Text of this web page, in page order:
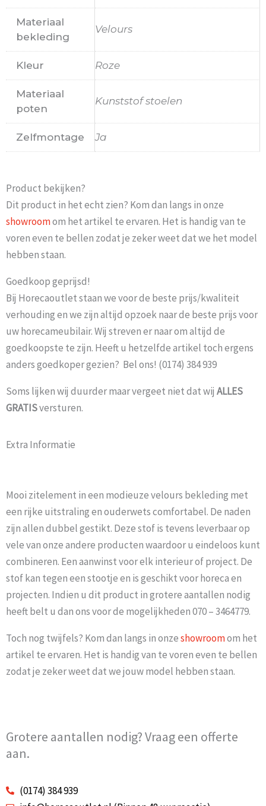
Materiaal
bekleding
Velours
Kleur Roze
Materiaal
poten
Kunststof stoelen
Zelfmontage Ja
Product bekijken?
Dit product in het echt zien? Kom dan langs in onze
showroomom het artikel te ervaren. Het is handig van te
voren even te bellen zodat je zeker weet dat we het model
hebben staan.
Goedkoop geprijsd!
Bij Horecaoutlet staan we voor de beste prijs/kwaliteit
verhouding en we zijn altijd opzoek naar de beste prijs voor
uw horecameubilair. Wij streven er naar om altijd de
goedkoopste te zijn. Heeft u hetzelfde artikel toch ergens
anders goedkoper gezien? Bel ons! (0174) 384 939
Soms lijken wij duurder maar vergeet niet dat wij ALLES
GRATISversturen.
Extra Informatie
Mooi zitelement in een modieuze velours bekleding met
een rijke uitstraling en ouderwets comfortabel. De naden
zijn allen dubbel gestikt. Deze stof is tevens leverbaar op
vele van onze andere producten waardoor u eindeloos kunt
combineren. Een aanwinst voor elk interieur of project. De
stof kan tegen een stootje en is geschikt voor horeca en
projecten. Indien u dit product in grotere aantallen nodig
heeft belt u dan ons voor de mogelijkheden 070 – 3464779.
Toch nog twijfels? Kom dan langs in onzeshowroomom het
artikel te ervaren. Het is handig van te voren even te bellen
zodat je zeker weet dat we jouw model hebben staan.
Grotere aantallen nodig? Vraag een offerte
aan.
(0174) 384 939